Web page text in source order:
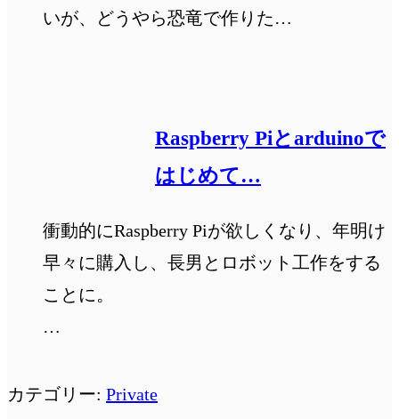
いが、どうやら恐竜で作りた…
Raspberry Piとarduinoで
はじめて…
衝動的にRaspberry Piが欲しくなり、年明け
早々に購入し、長男とロボット工作をする
ことに。
…
カテゴリー: Private